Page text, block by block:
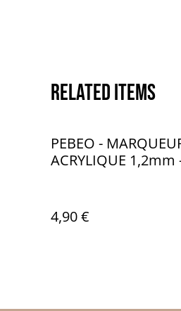
Related items
PEBEO -
ACRYLIQUE 1,2mm
4,90 €